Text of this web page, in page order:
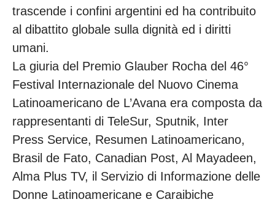
trascende i confini argentini ed ha contribuito
al dibattito globale sulla dignità ed i diritti
umani.
La giuria del Premio Glauber Rocha del 46°
Festival Internazionale del Nuovo Cinema
Latinoamericano de L’Avana era composta da
rappresentanti di TeleSur, Sputnik, Inter
Press Service, Resumen Latinoamericano,
Brasil de Fato, Canadian Post, Al Mayadeen,
Alma Plus TV, il Servizio di Informazione delle
Donne Latinoamericane e Caraibiche